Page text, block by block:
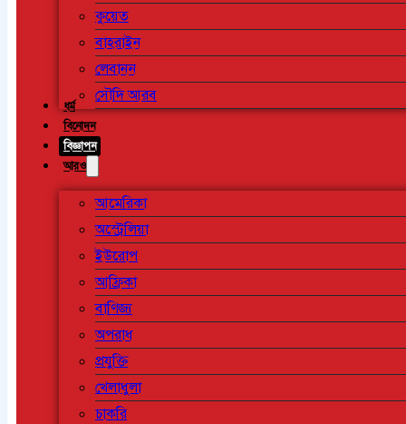
কুয়েত
বাহরাইন
লেবানন
সৌদি আরব
ধর্ম
বিনোদন
বিজ্ঞাপন
আরও
আমেরিকা
অস্ট্রেলিয়া
ইউরোপ
আফ্রিকা
বাণিজ্য
অপরাধ
প্রযুক্তি
খেলাধুলা
চাকরি